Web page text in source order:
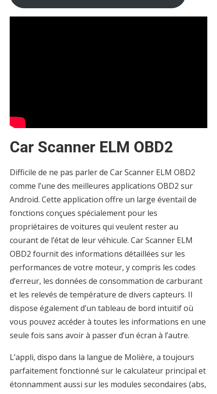
Car Scanner ELM OBD2
Difficile de ne pas parler de Car Scanner ELM OBD2
comme l’une des meilleures applications OBD2 sur
Android. Cette application offre un large éventail de
fonctions conçues spécialement pour les
propriétaires de voitures qui veulent rester au
courant de l’état de leur véhicule. Car Scanner ELM
OBD2 fournit des informations détaillées sur les
performances de votre moteur, y compris les codes
d’erreur, les données de consommation de carburant
et les relevés de température de divers capteurs. Il
dispose également d’un tableau de bord intuitif où
vous pouvez accéder à toutes les informations en une
seule fois sans avoir à passer d’un écran à l’autre.
L’appli, dispo dans la langue de Molière, a toujours
parfaitement fonctionné sur le calculateur principal et
étonnamment aussi sur les modules secondaires (abs,